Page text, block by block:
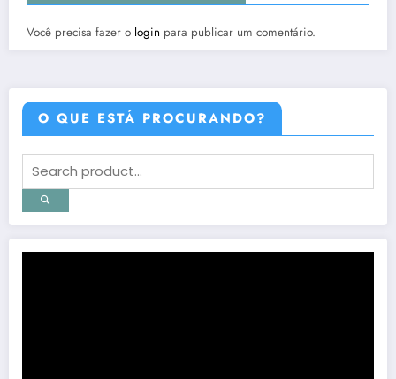
Você precisa fazer o login para publicar um comentário.
O QUE ESTÁ PROCURANDO?